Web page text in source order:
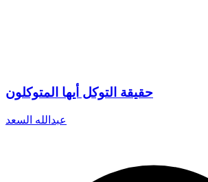
حقيقة التوكل أيها المتوكلون
عبدالله السعد